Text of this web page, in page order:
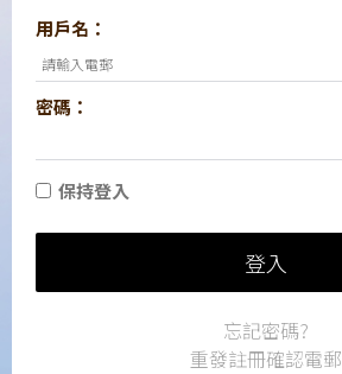
用戶名：
密碼：
保持登入
登入
忘記密碼?
重發註冊確認電郵